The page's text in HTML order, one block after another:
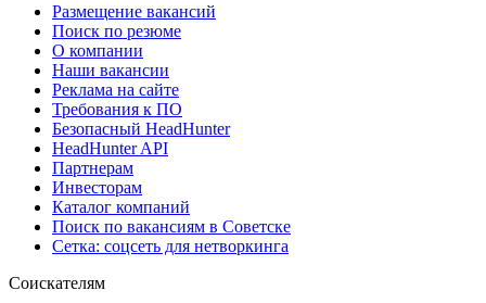
Размещение вакансий
Поиск по резюме
О компании
Наши вакансии
Реклама на сайте
Требования к ПО
Безопасный HeadHunter
HeadHunter API
Партнерам
Инвесторам
Каталог компаний
Поиск по вакансиям в Советске
Сетка: соцсеть для нетворкинга
Соискателям